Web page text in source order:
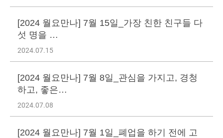
[2024 월요만나] 7월 15일_가장 친한 친구들 다
섯 명을 …
2024.07.15
[2024 월요만나] 7월 8일_관심을 가지고, 경청
하고, 좋은…
2024.07.08
[2024 월요만나] 7월 1일_폐업을 하기 전에 고